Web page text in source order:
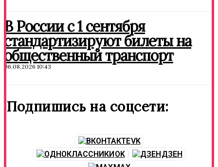
В России с 1 сентября
стандартизируют билеты на
общественный транспорт
06.08.2026 10:43
Подпишись на соцсети:
VK
OK
ДЗЕН